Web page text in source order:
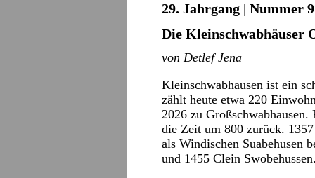
29. Jahrgang | Nummer
Die Kleinschwabhäuser
von Detlef Jena
Kleinschwabhausen ist ein
zählt heute etwa 220
2026 zu
die Zeit um 800 zurück.
als Windischen Suabehusen
und 1455 Clein